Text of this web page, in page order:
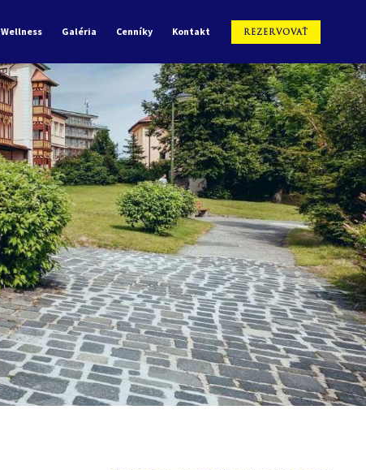
Wellness Galéria Cenníky Kontakt REZERVOVAŤ